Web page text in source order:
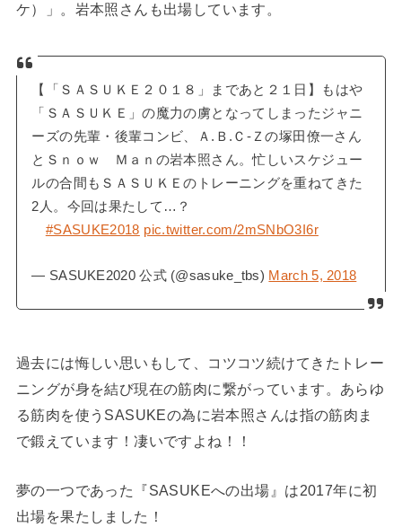
ケ）」。岩本照さんも出場しています。
【「ＳＡＳＵＫＥ２０１８」まであと２１日】もはや
「ＳＡＳＵＫＥ」の魔力の虜となってしまったジャニ
ーズの先輩・後輩コンビ、Ａ.Ｂ.Ｃ-Ｚの塚田僚一さん
とＳｎｏｗ Ｍａｎの岩本照さん。忙しいスケジュー
ルの合間もＳＡＳＵＫＥのトレーニングを重ねてきた
2人。今回は果たして…？
#SASUKE2018 pic.twitter.com/2mSNbO3I6r
— SASUKE2020 公式 (@sasuke_tbs) March 5, 2018
過去には悔しい思いもして、コツコツ続けてきたトレー
ニングが身を結び現在の筋肉に繋がっています。あらゆ
る筋肉を使うSASUKEの為に岩本照さんは指の筋肉ま
で鍛えています！凄いですよね！！
夢の一つであった『SASUKEへの出場』は2017年に初
出場を果たしました！